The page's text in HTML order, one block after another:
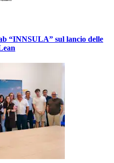
“INNSULA” sul lancio delle